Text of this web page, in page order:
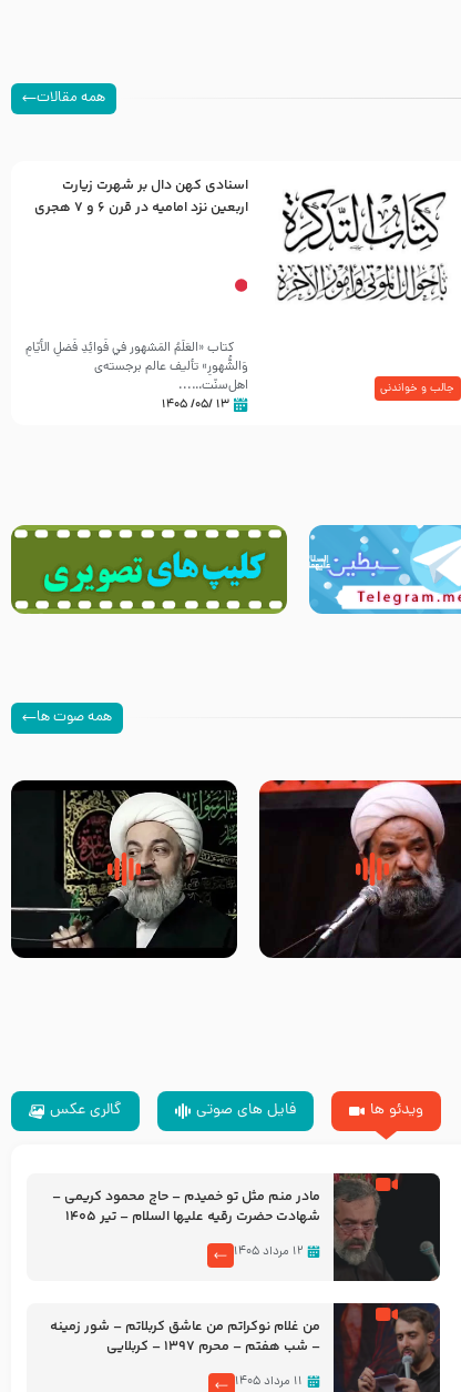
همه مقالات
جالب و خواندنی
اسنادی کهن دال بر شهرت زیارت
اربعین نزد امامیه در قرن ۶ و ۷ هجری
کتاب «العَلَمُ المَشهور في فَوائِدِ فَضلِ الأيّامِ
وَالشُّهورِ» تألیف عالم برجسته‌ی
اهل‌سنّت…...
۱۳ /۰۵/ ۱۴۰۵
همه صوت ها
سلام جوانی که امام حسین علیه
السلام خودش جوابش را دادند
زیارتی که اسباب رزق زیاد و عمر
طولانی است حجت السلام حسین
ویدئو ها فایل های صوتی گالری عکس
مادر منم مثل تو خمیدم – حاج محمود کریمی –
شهادت حضرت رقیه علیها السلام – تیر ۱۴۰۵
۱۲ مرداد ۱۴۰۵
من غلام نوکراتم من عاشق کربلاتم – شور زمینه
– شب هفتم – محرم 1397 – کربلایی
۱۱ مرداد ۱۴۰۵